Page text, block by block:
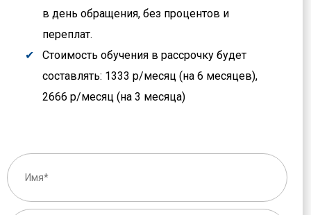
в день обращения, без процентов и
переплат.
Стоимость обучения в рассрочку будет
составлять: 1333 р/месяц (на 6 месяцев),
2666 р/месяц (на 3 месяца)